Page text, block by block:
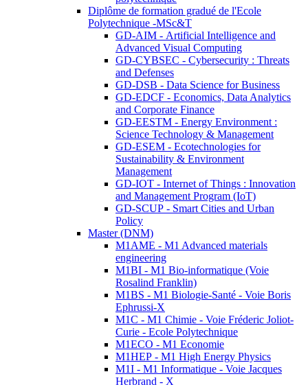
Diplôme de formation gradué de l'Ecole
Polytechnique -MSc&T
GD-AIM - Artificial Intelligence and
Advanced Visual Computing
GD-CYBSEC - Cybersecurity : Threats
and Defenses
GD-DSB - Data Science for Business
GD-EDCF - Economics, Data Analytics
and Corporate Finance
GD-EESTM - Energy Environment :
Science Technology & Management
GD-ESEM - Ecotechnologies for
Sustainability & Environment
Management
GD-IOT - Internet of Things : Innovation
and Management Program (IoT)
GD-SCUP - Smart Cities and Urban
Policy
Master (DNM)
M1AME - M1 Advanced materials
engineering
M1BI - M1 Bio-informatique (Voie
Rosalind Franklin)
M1BS - M1 Biologie-Santé - Voie Boris
Ephrussi-X
M1C - M1 Chimie - Voie Fréderic Joliot-
Curie - Ecole Polytechnique
M1ECO - M1 Economie
M1HEP - M1 High Energy Physics
M1I - M1 Informatique - Voie Jacques
Herbrand - X